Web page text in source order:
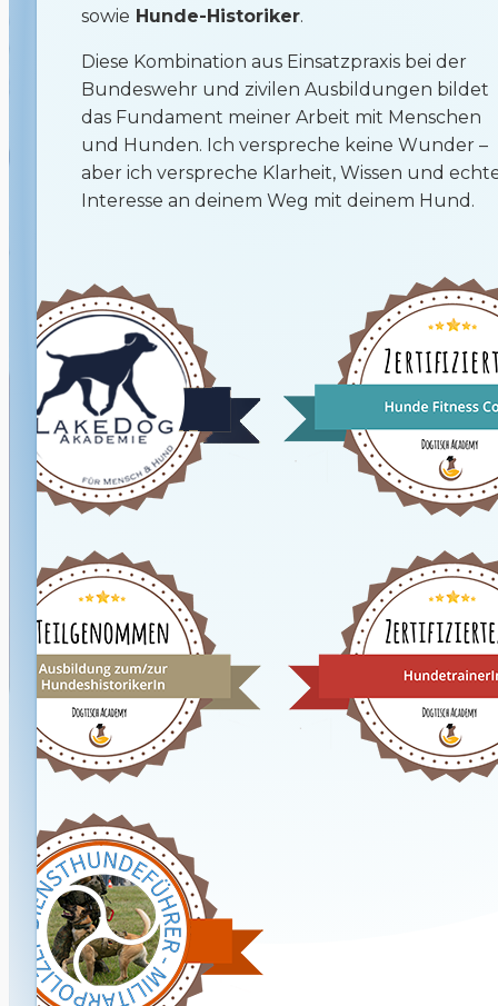
sowie Hunde-Historiker.
Diese Kombination aus Einsatzpraxis bei der
Bundeswehr und zivilen Ausbildungen bildet
das Fundament meiner Arbeit mit Menschen
und Hunden. Ich verspreche keine Wunder –
aber ich verspreche Klarheit, Wissen und
Interesse an deinem Weg mit deinem Hund.